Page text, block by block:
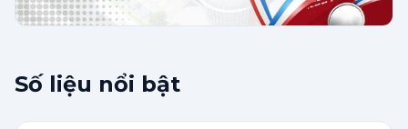
Số liệu nổi bật